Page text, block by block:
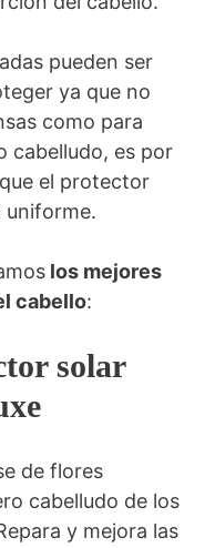
pueden ser
ya que no
como para
cabelludo, es por
el protector
uniforme.
los mejores
cabello:
solar
de flores
cabelludo de los
y mejora las